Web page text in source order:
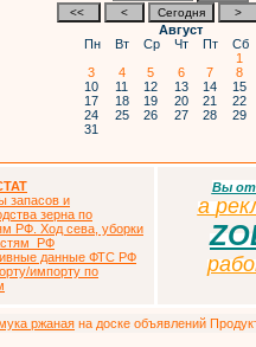
Август
Пн
Вт Ср Чт Пт Сб
1
3
4 5 6 7
8
10
11 12 13 14 15
17
18 19 20 21 22
24
25 26 27 28 29
31
запасов и
зерна по
РФ. Ход сева, уборки
РФ
данные ФТС РФ
импорту по
Вы
а р
ржаная на доске объявлений